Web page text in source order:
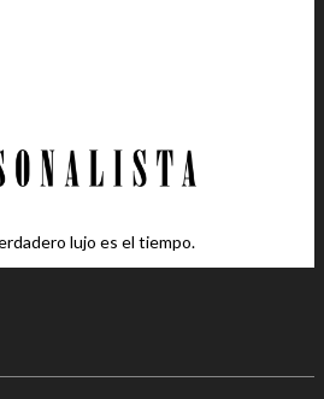
lujo es el tiempo.